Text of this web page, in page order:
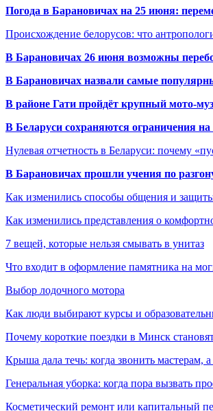
Погода в Барановичах на 25 июня:
Происхождение белорусов: что
В Барановичах 26 июня возможны
В Барановичах назвали самые
В районе Гати пройдёт крупный мото-
В Беларуси сохраняются ограничения
Нулевая отчетность в Беларуси: почему
В Барановичах прошли учения по
Как изменились способы общения и
Как изменились представления о
7 вещей, которые нельзя смывать в унитаз
Что входит в оформление памятника на
Выбор лодочного мотора
Как люди выбирают курсы и
Почему короткие поездки в Минск
Крыша дала течь: когда звонить мастерам,
Генеральная уборка: когда пора вызвать
Косметический ремонт или капитальный